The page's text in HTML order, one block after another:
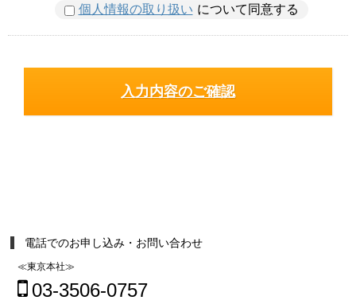
個人情報の取り扱い について同意する
電話でのお申し込み・お問い合わせ
≪東京本社≫
03-3506-0757